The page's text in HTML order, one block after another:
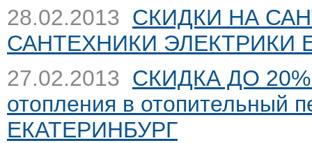
28.02.2013 СКИДКИ НА
САНТЕХНИКИ ЭЛЕКТРИКИ
27.02.2013 СКИДКА ДО 20%
отопления в отопительный
ЕКАТЕРИНБУРГ